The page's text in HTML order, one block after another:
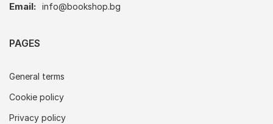
Email: info@bookshop.bg
PAGES
General terms
Cookie policy
Privacy policy